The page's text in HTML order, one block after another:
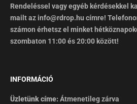
Rendeléssel vagy egyéb kérdésekkel
mailt az info@rdrop.hu címre!
számon érhetsz el minket
szombaton 11:00 és 20:00 között!
INFORMÁCIÓ
Üzletünk címe:Átmenetileg zárva